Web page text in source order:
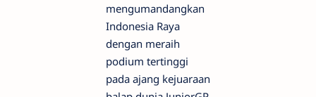
mengumandangkan
Indonesia Raya
dengan meraih
podium tertinggi
pada ajang kejuaraan